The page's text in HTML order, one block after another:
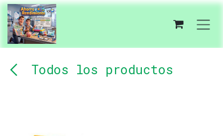
Ir al contenido
Todos los productos